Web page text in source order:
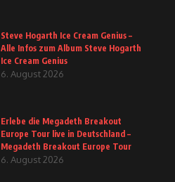
Steve Hogarth Ice Cream Genius –
Alle Infos zum Album Steve Hogarth
Ice Cream Genius
6. August 2026
Erlebe die Megadeth Breakout
Europe Tour live in Deutschland –
Megadeth Breakout Europe Tour
6. August 2026